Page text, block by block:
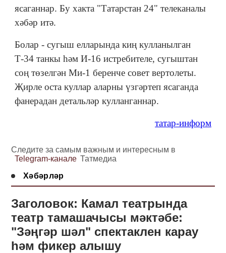
ясаганнар. Бу хакта "Татарстан 24" телеканалы
хәбәр итә.
Болар - сугыш елларында киң кулланылган
Т-34 танкы һәм И-16 истребителе, сугыштан
соң төзелгән Ми-1 беренче совет вертолеты.
Җирле оста куллар аларны үзгәртеп ясаганда
фанерадан детальләр кулланганнар.
татар-информ
Следите за самым важным и интересным в
Telegram-канале Татмедиа
Хәбәрләр
Заголовок: Камал театрында
театр тамашачысы мәктәбе:
"Зәңгәр шәл" спектаклен карау
һәм фикер алышу